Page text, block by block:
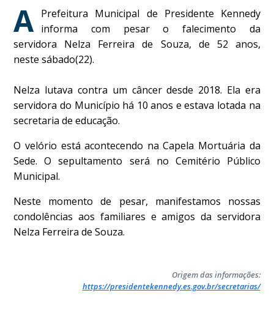
A Prefeitura Municipal de Presidente Kennedy
informa com pesar o falecimento da
servidora Nelza Ferreira de Souza, de 52 anos,
neste sábado(22).
Nelza lutava contra um câncer desde 2018. Ela era
servidora do Município há 10 anos e estava lotada na
secretaria de educação.
O velório está acontecendo na Capela Mortuária da
Sede. O sepultamento será no Cemitério Público
Municipal.
Neste momento de pesar, manifestamos nossas
condolências aos familiares e amigos da servidora
Nelza Ferreira de Souza.
Origem das informações:
https://presidentekennedy.es.gov.br/secretarias/